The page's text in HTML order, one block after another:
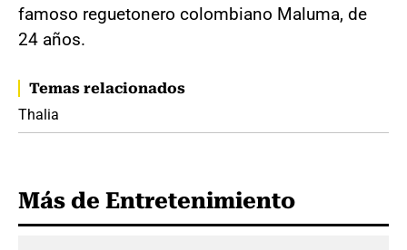
famoso reguetonero colombiano Maluma, de
24 años.
Temas relacionados
Thalia
Más de Entretenimiento